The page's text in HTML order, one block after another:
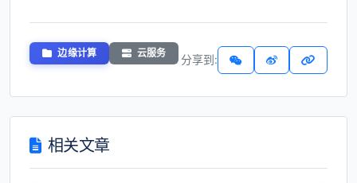
边缘计算 云服务 分享到:
相关文章